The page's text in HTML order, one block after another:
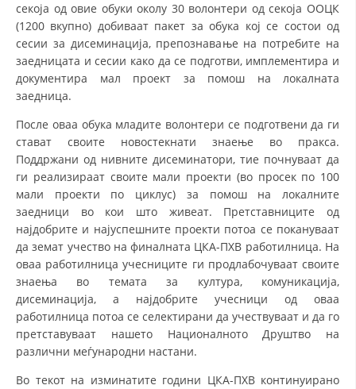
ИНФОРМАЦИИ ЗА БОЛЕСТИ
МЕНАЏМЕНТ НА ВОЛОНТЕРИ
ДЕЈСТВУВАЊЕ
ПРИРАЧНИЦИ
СТРАТЕГИИ
ЕДУКАТИВНО ИНФОРМАТИВНИ МАТЕРИЈАЛИ
БРОШУРИ
секоја од овие обуки околу 30 волонтери од секоја ООЦК
(1200 вкупно) добиваат пакет за обука кој се состои од
сесии за дисеминација, препознавање на потребите на
заедницата и сесии како да се подготви, имплементира и
документира мал проект за помош на локалната
заедница.
После оваа обука младите волонтери се подготвени да ги
стават своите новостекнати знаење во пракса.
Поддржани од нивните дисеминатори, тие почнуваат да
ги реализираат своите мали проекти (во просек по 100
мали проекти по циклус) за помош на локалните
заедници во кои што живеат. Претставниците од
најдобрите и најуспешните проекти потоа се покануваат
да земат учество на финалната ЦКА-ПХВ работилница. На
оваа работилница учесниците ги продлабочуваат своите
знаења во темата за култура, комуникација,
дисеминација, а најдобрите учесници од оваа
работилница потоа се селектирани да учествуваат и да го
претставуваат нашето Националното Друштво на
различни меѓународни настани.
Во текот на изминатите години ЦКА-ПХВ континуирано